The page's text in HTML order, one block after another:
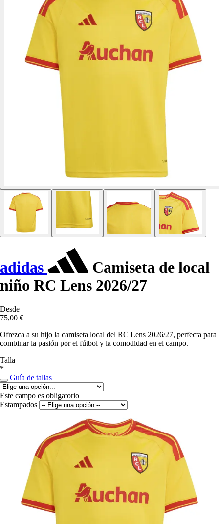
adidas
Camiseta de local
niño RC Lens 2026/27
Desde
75,00 €
Ofrezca a su hijo la camiseta local del RC Lens 2026/27, perfecta para
combinar la pasión por el fútbol y la comodidad en el campo.
Talla
*
Guía de tallas
Este campo es obligatorio
Estampados